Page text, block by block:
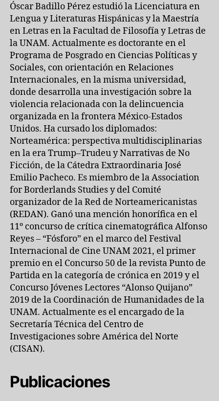
Óscar Badillo Pérez estudió la Licenciatura en
Lengua y Literaturas Hispánicas y la Maestría
en Letras en la Facultad de Filosofía y Letras de
la UNAM. Actualmente es doctorante en el
Programa de Posgrado en Ciencias Políticas y
Sociales, con orientación en Relaciones
Internacionales, en la misma universidad,
donde desarrolla una investigación sobre la
violencia relacionada con la delincuencia
organizada en la frontera México-Estados
Unidos. Ha cursado los diplomados:
Norteamérica: perspectiva multidisciplinarias
en la era Trump–Trudeu y Narrativas de No
Ficción, de la Cátedra Extraordinaria José
Emilio Pacheco. Es miembro de la Association
for Borderlands Studies y del Comité
organizador de la Red de Norteamericanistas
(REDAN). Ganó una mención honorífica en el
11º concurso de crítica cinematográfica Alfonso
Reyes – “Fósforo” en el marco del Festival
Internacional de Cine UNAM 2021, el primer
premio en el Concurso 50 de la revista Punto de
Partida en la categoría de crónica en 2019 y el
Concurso Jóvenes Lectores “Alonso Quijano”
2019 de la Coordinación de Humanidades de la
UNAM. Actualmente es el encargado de la
Secretaría Técnica del Centro de
Investigaciones sobre América del Norte
(CISAN).
Publicaciones